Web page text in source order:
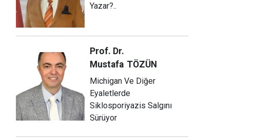
Yazar?..
Prof. Dr.
Mustafa TÖZÜN
Michigan Ve Diğer
Eyaletlerde
Siklosporiyazis Salgını
Sürüyor